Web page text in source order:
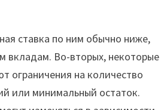
ставка по ним обычно ниже,
вкладам. Во-вторых, некоторые
ограничения на количество
или минимальный остаток.